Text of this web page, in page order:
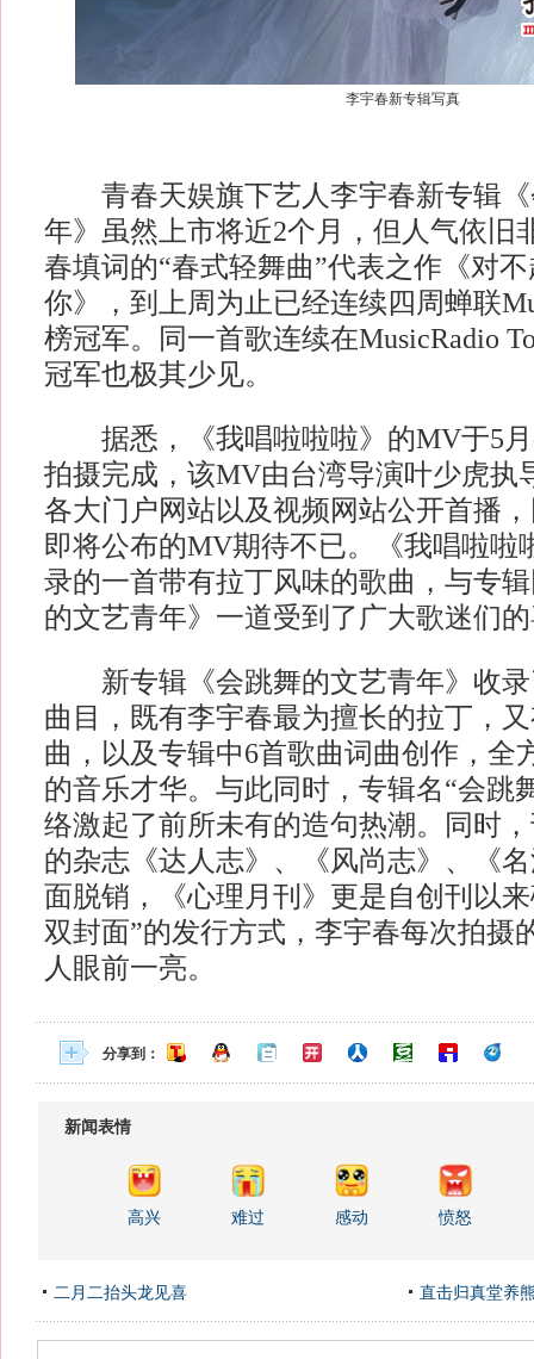
李宇春新专辑写真
青春天娱旗下艺人李宇春新专辑《
年》虽然上市将近2个月，但人气依旧
春填词的“春式轻舞曲”代表之作《对
你》，到上周为止已经连续四周蝉联
榜冠军。同一首歌连续在MusicRadio
冠军也极其少见。
据悉，《我唱啦啦啦》的MV于5月
拍摄完成，该MV由台湾导演叶少虎执
各大门户网站以及视频网站公开首播
即将公布的MV期待不已。《我唱啦啦
录的一首带有拉丁风味的歌曲，与专
的文艺青年》一道受到了广大歌迷们
新专辑《会跳舞的文艺青年》收录
曲目，既有李宇春最为擅长的拉丁，
曲，以及专辑中6首歌曲词曲创作，全
的音乐才华。与此同时，专辑名“会跳
络激起了前所未有的造句热潮。同时
的杂志《达人志》、《风尚志》、《名
面脱销，《心理月刊》更是自创刊以
双封面”的发行方式，李宇春每次拍摄
人眼前一亮。
分享到：
新闻表情
高兴 难过 感动 愤怒
二月二抬头龙见喜 直击归真堂养